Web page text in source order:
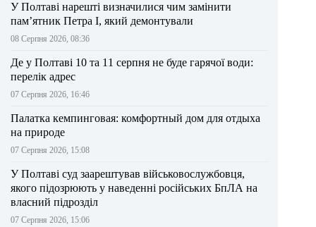
У Полтаві нарешті визначилися чим замінити
пам’ятник Петра І, який демонтували
08 Серпня 2026, 08:36
Де у Полтаві 10 та 11 серпня не буде гарячої води:
перелік адрес
07 Серпня 2026, 16:46
Палатка кемпинговая: комфортный дом для отдыха
на природе
07 Серпня 2026, 15:08
У Полтаві суд заарештував військовослужбовця,
якого підозрюють у наведенні російських БпЛА на
власний підрозділ
07 Серпня 2026, 15:06